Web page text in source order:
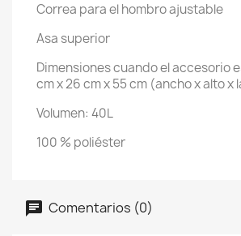
Correa para el hombro ajustable
Asa superior
Dimensiones cuando el accesorio
cm x 26 cm x 55 cm (ancho x alto x
Volumen: 40L
100 % poliéster
Comentarios (0)